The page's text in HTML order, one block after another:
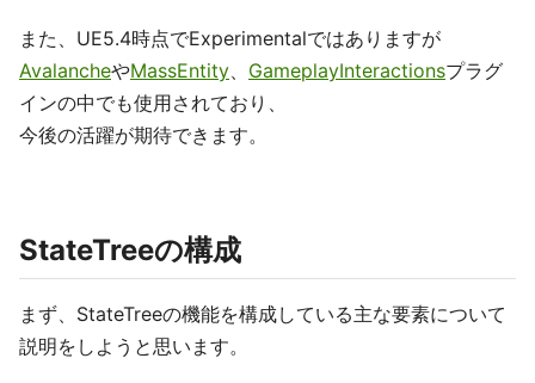
また、UE5.4時点でExperimentalではありますが
AvalancheやMassEntity GameplayInteractionsプラグ
インの中でも使用されており、
今後の活躍が期待できます。
StateTreeの構成
まず、StateTreeの機能を構成している主な要素について
説明をしようと思います。